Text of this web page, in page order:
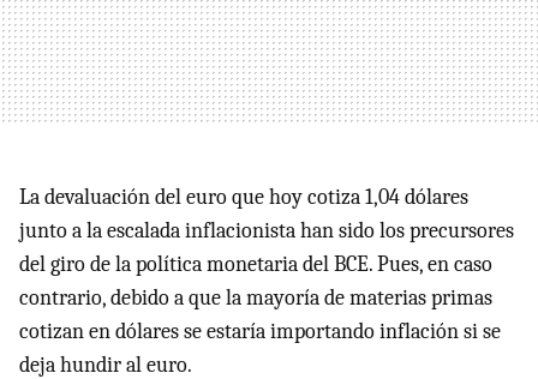
La devaluación del euro que hoy cotiza 1,04 dólares
junto a la escalada inflacionista han sido los precursores
del giro de la política monetaria del BCE. Pues, en caso
contrario, debido a que la mayoría de materias primas
cotizan en dólares se estaría importando inflación si se
deja hundir al euro.